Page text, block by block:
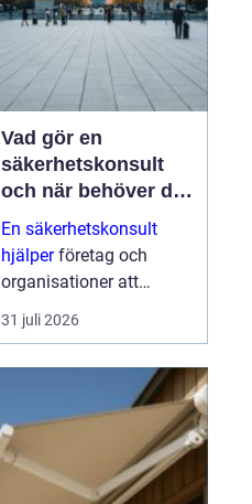
Vad gör en
säkerhetskonsult
och när behöver du
en?
En säkerhetskonsult
hjälperföretag och
organisationer att
förebygga inbrott,
sabotage och andra
och verksamheter. Fokus
ligger på fysisk säkerhet:
väggar, dörrar, glas, p...
31 juli 2026